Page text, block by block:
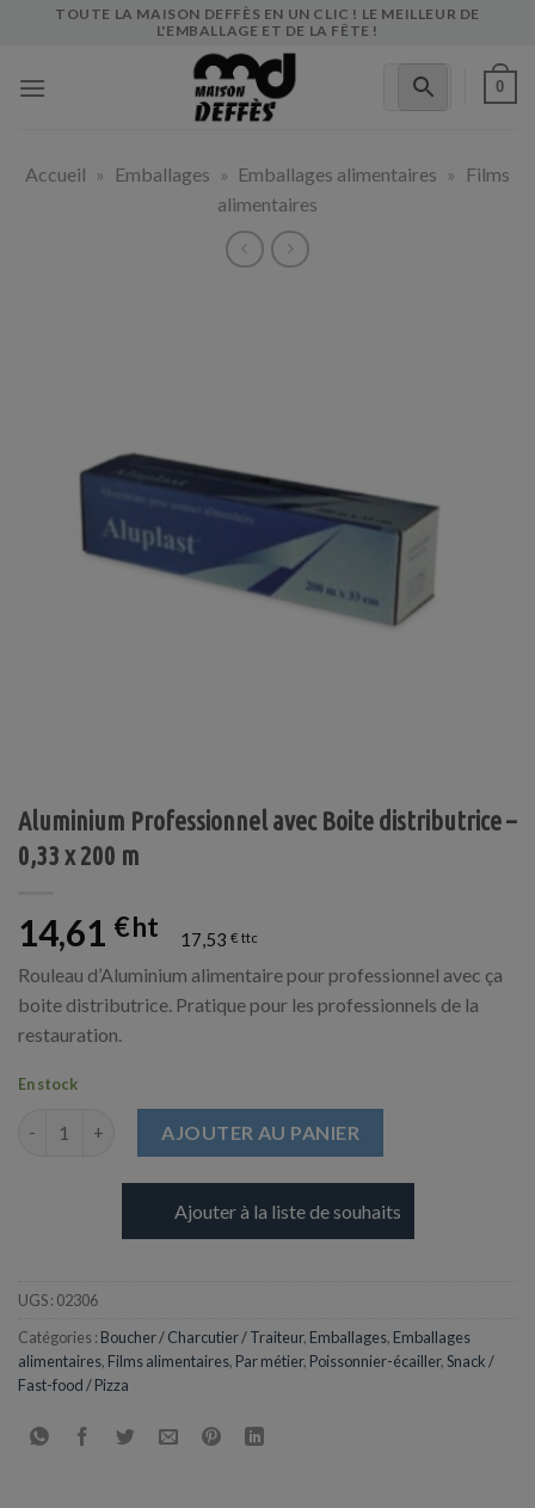
TOUTE LA MAISON DEFFÈS EN UN CLIC ! LE MEILLEUR DE
L'EMBALLAGE ET DE LA FÊTE !
0
Accueil » Emballages » Emballages alimentaires »
Films
alimentaires
Aluminium Professionnel avec Boite distributrice –
0,33 x 200 m
14,61 € 17,53 €
Rouleau d’Aluminium alimentaire pour professionnel avec ça
boite distributrice. Pratique pour les professionnels de la
restauration.
En stock
AJOUTER AU PANIER
Ajouter à la liste de souhaits
UGS : 02306
Catégories : Boucher / Charcutier / Traiteur, Emballages, Emballages
alimentaires, Films alimentaires, Par métier, Poissonnier-écailler,Snack /
Fast-food / Pizza